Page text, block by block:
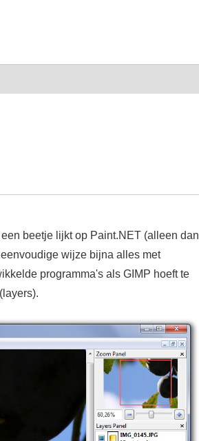
beetje lijkt op Paint.NET (alleen dan
wijze bijna alles met
programma's als GIMP hoeft te